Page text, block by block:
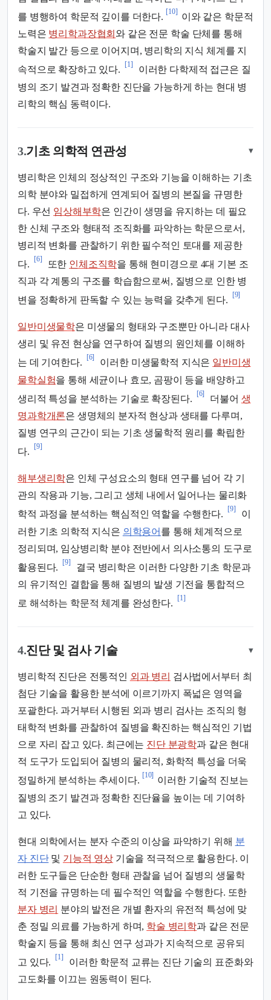
를 병행하여 학문적 깊이를 더한다.
[10]
이와 같은 학문적
노력은 병리학과장협회 와 같은 전문 학술 단체를 통해
학술지 발간 등으로 이어지며, 병리학의 지식 체계를 지
속적으로 확장하고 있다.
[1]
이러한 다학제적 접근은 질
병의 조기 발견과 정확한 진단을 가능하게 하는 현대 병
리학의 핵심 동력이다.
3.기초 의학적 연관성 ▾
병리학은 인체의 정상적인 구조와 기능을 이해하는 기초
의학 분야와 밀접하게 연계되어 질병의 본질을 규명한
다. 우선 임상해부학은 인간이 생명을 유지하는 데 필요
한 신체 구조와 형태적 조직화를 파악하는 학문으로서,
병리적 변화를 관찰하기 위한 필수적인 토대를 제공한
다.
[6]
또한 인체조직학을 통해 현미경으로 4대 기본 조
직과 각 계통의 구조를 학습함으로써, 질병으로 인한 병
변을 정확하게 판독할 수 있는 능력을 갖추게 된다.
[9]
일반미생물학은 미생물의 형태와 구조뿐만 아니라 대사
생리 및 유전 현상을 연구하여 질병의 원인체를 이해하
는 데 기여한다.
[6]
이러한 미생물학적 지식은 일반미생
물학실험을 통해 세균이나 효모, 곰팡이 등을 배양하고
생리적 특성을 분석하는 기술로 확장된다.
[6]
더불어 생
명과학개론은 생명체의 분자적 현상과 생태를 다루며,
질병 연구의 근간이 되는 기초 생물학적 원리를 확립한
다.
[9]
해부생리학은 인체 구성요소의 형태 연구를 넘어 각 기
관의 작용과 기능, 그리고 생체 내에서 일어나는 물리화
학적 과정을 분석하는 핵심적인 역할을 수행한다.
[9]
이
러한 기초 의학적 지식은 의학용어 를 통해 체계적으로
정리되며, 임상병리학 분야 전반에서 의사소통의 도구로
활용된다.
[9]
결국 병리학은 이러한 다양한 기초 학문과
의 유기적인 결합을 통해 질병의 발생 기전을 통합적으
로 해석하는 학문적 체계를 완성한다.
[1]
4.진단 및 검사 기술 ▾
병리학적 진단은 전통적인 외과 병리 검사법에서부터 최
첨단 기술을 활용한 분석에 이르기까지 폭넓은 영역을
포괄한다. 과거부터 시행된 외과 병리 검사는 조직의 형
태학적 변화를 관찰하여 질병을 확진하는 핵심적인 기법
으로 자리 잡고 있다. 최근에는 진단 분광학과 같은 현대
적 도구가 도입되어 질병의 물리적, 화학적 특성을 더욱
정밀하게 분석하는 추세이다.
[10]
이러한 기술적 진보는
질병의 조기 발견과 정확한 진단율을 높이는 데 기여하
고 있다.
현대 의학에서는 분자 수준의 이상을 파악하기 위해 분
자 진단및 기능적 영상기술을 적극적으로 활용한다. 이
러한 도구들은 단순한 형태 관찰을 넘어 질병의 생물학
적 기전을 규명하는 데 필수적인 역할을 수행한다. 또한
분자 병리 분야의 발전은 개별 환자의 유전적 특성에 맞
춘 정밀 의료를 가능하게 하며, 학술 병리학과 같은 전문
학술지 등을 통해 최신 연구 성과가 지속적으로 공유되
고 있다.
[1]
이러한 학문적 교류는 진단 기술의 표준화와
고도화를 이끄는 원동력이 된다.